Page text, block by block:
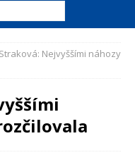
Nejvyššími náhozy